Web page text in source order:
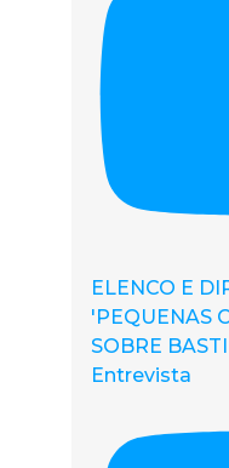
ELENCO E
'PEQUENAS
SOBRE
Entrevista